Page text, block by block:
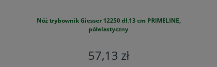
Nóż trybownik Giesser 12250 dł.13 cm PRIMELINE,
półelastyczny
57,13 zł